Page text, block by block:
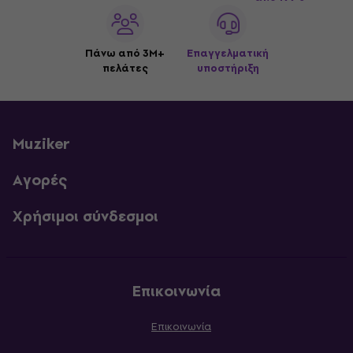
Πάνω από 3M+
πελάτες
Επαγγελματική
υποστήριξη
Muziker
Αγορές
Χρήσιμοι σύνδεσμοι
Επικοινωνία
Επικοινωνία